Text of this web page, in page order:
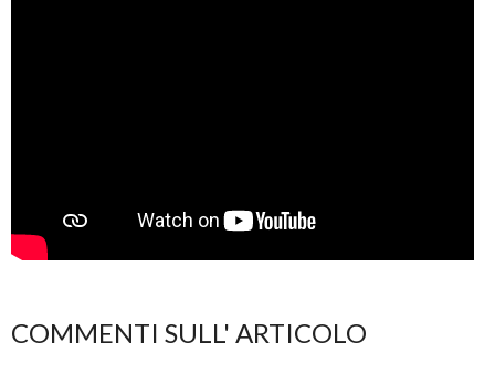
COMMENTI SULL' ARTICOLO